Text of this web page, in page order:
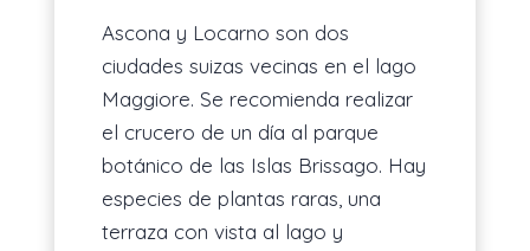
Ascona y Locarno son dos
ciudades suizas vecinas en el lago
Maggiore. Se recomienda realizar
el crucero de un día al parque
botánico de las Islas Brissago. Hay
especies de plantas raras, una
terraza con vista al lago y